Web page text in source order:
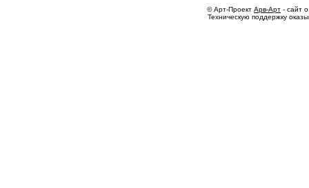
© Арт-Проект Арв-Арт - сайт
Техническую поддержку